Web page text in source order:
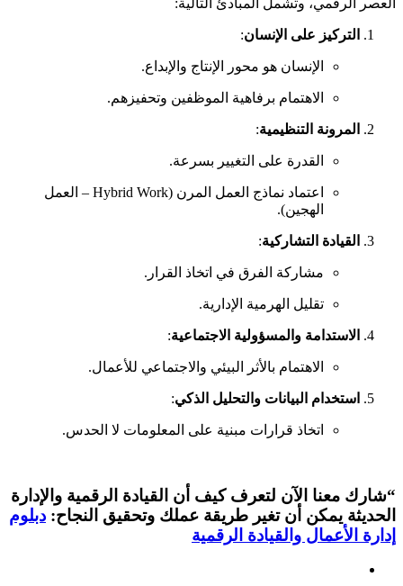
التركيز على الإنسان:
الإنسان هو محور الإنتاج والإبداع.
الاهتمام برفاهية الموظفين وتحفيزهم.
المرونة التنظيمية:
القدرة على التغيير بسرعة.
اعتماد نماذج العمل المرن (Hybrid Work – العمل
الهجين).
القيادة التشاركية:
مشاركة الفرق في اتخاذ القرار.
تقليل الهرمية الإدارية.
الاستدامة والمسؤولية الاجتماعية:
الاهتمام بالأثر البيئي والاجتماعي للأعمال.
استخدام البيانات والتحليل الذكي:
اتخاذ قرارات مبنية على المعلومات لا الحدس.
“شارك معنا الآن لتعرف كيف أن القيادة الرقمية والإدارة
الحديثة يمكن أن تغير طريقة عملك وتحقيق النجاح: دبلوم
إدارة الأعمال والقيادة الرقمية